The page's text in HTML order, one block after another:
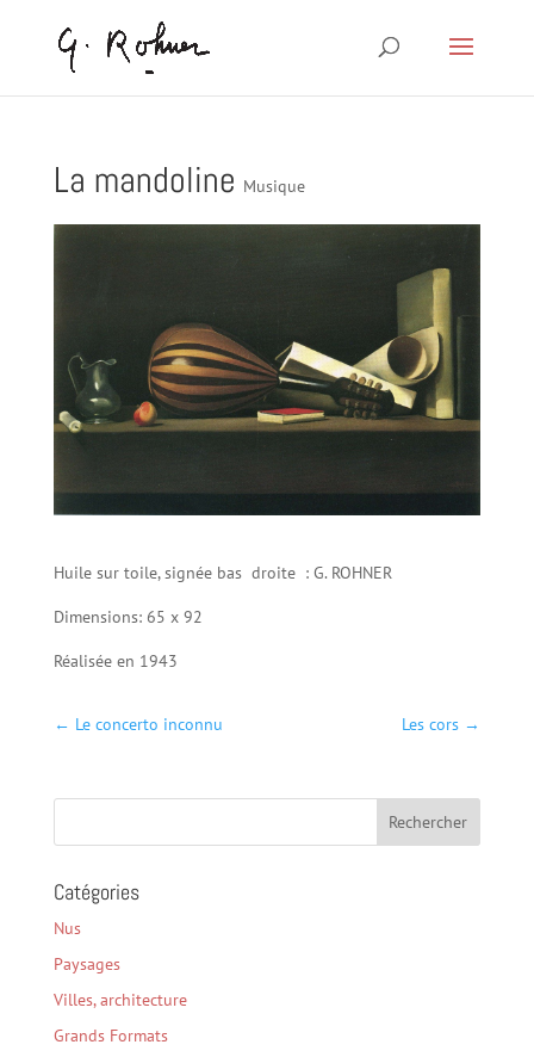
La mandoline Musique
Huile sur toile, signée bas droite : G. ROHNER
Dimensions: 65 x 92
Réalisée en 1943
← Le concerto inconnu Les cors →
Catégories
Nus
Paysages
Villes, architecture
Grands Formats